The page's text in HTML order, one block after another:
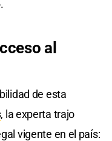
al
de esta
, la experta trajo
vigente en el país: